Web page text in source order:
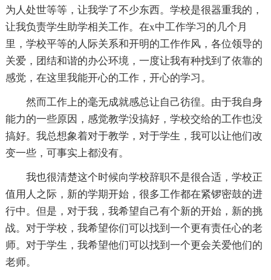
为人处世等等，让我学了不少东西。学校是很器重我的，
让我负责学生助学相关工作。在x中工作学习的几个月
里，学校平等的人际关系和开明的工作作风，各位领导的
关爱，团结和谐的办公环境，一度让我有种找到了依靠的
感觉，在这里我能开心的工作，开心的学习。
然而工作上的毫无成就感总让自己彷徨。由于我自身
能力的一些原因，感觉教学没搞好，学校交给的工作也没
搞好。我总想象着对于教学，对于学生，我可以让他们改
变一些，可事实上都没有。
我也很清楚这个时候向学校辞职不是很合适，学校正
值用人之际，新的学期开始，很多工作都在紧锣密鼓的进
行中。但是，对于我，我希望自己有个新的开始，新的挑
战。对于学校，我希望你们可以找到一个更有责任心的老
师。对于学生，我希望他们可以找到一个更会关爱他们的
老师。